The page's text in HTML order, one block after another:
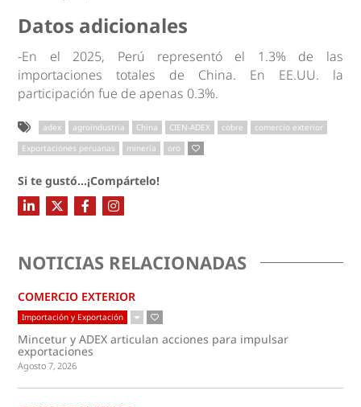
Datos adicionales
-En el 2025, Perú representó el 1.3% de las
importaciones totales de China. En EE.UU. la
participación fue de apenas 0.3%.
adex agroindustria China CIEN-ADEX cobre
comercio exterior
Exportaciones peruanas
minería oro
Si te gustó...¡Compártelo!
NOTICIAS RELACIONADAS
COMERCIO EXTERIOR
Importación y Exportación
Mincetur y ADEX articulan acciones para impulsar
exportaciones
Agosto 7, 2026